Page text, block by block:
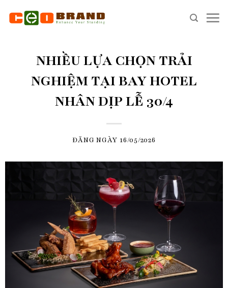
NHIỀU LỰA CHỌN TRẢI
NGHIỆM TẠI BAY HOTEL
NHÂN DỊP LỄ 30/4
ĐĂNG NGÀY 16/05/2026